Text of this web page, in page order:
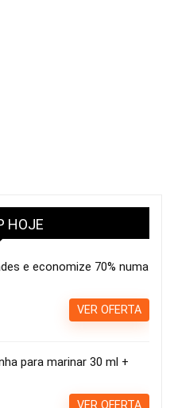
HOJE
e economize 70% numa
VER OFERTA
para marinar 30 ml +
VER OFERTA